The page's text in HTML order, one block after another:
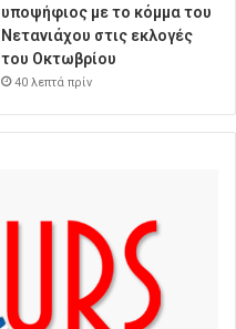
υποψήφιος με το κόμμα του
Νετανιάχου στις εκλογές
του Οκτωβρίου
40 λεπτά πρίν